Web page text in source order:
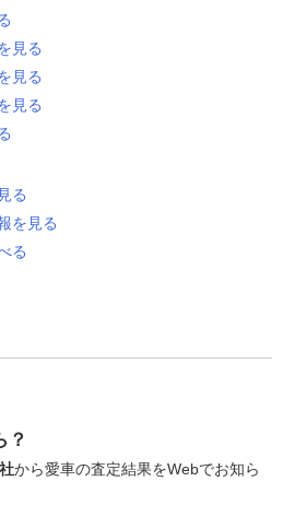
見る
見る
見る
る
を見る
る
？
から愛車の査定結果をWebでお知ら